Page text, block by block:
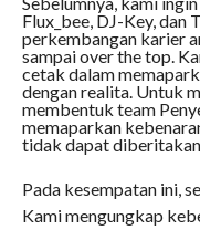
Flux_bee, DJ-Key, dan
perkembangan karier
sampai over the top.
cetak dalam
dengan realita. Untuk
membentuk team
memaparkan
tidak dapat
Pada kesempatan ini,
Kami mengungkap